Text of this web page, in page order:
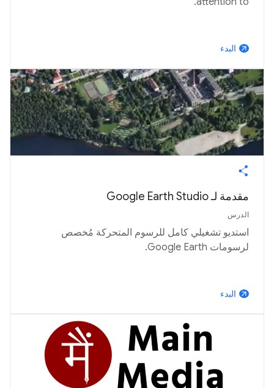
arrow_outward البدء
مقدمة لـ Google Earth Studio
الدرس
استديو تشغيلي كامل للرسوم المتحركة مُخصص
لرسومات Google Earth.
arrow_outward البدء